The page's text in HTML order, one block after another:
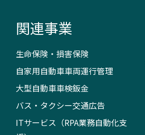
関連事業
生命保険・損害保険
自家用自動車車両運行管理
大型自動車車検鈑金
バス・タクシー交通広告
ITサービス（RPA業務自動化支